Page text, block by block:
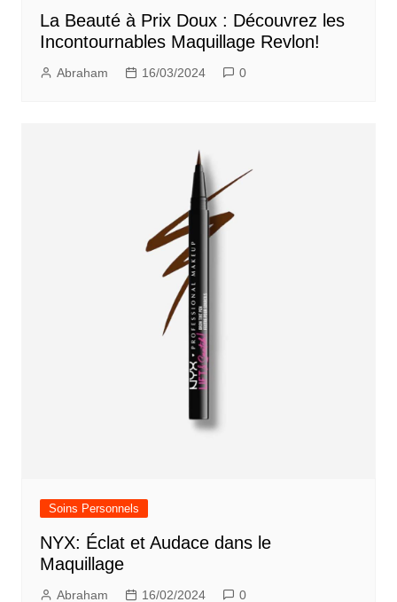
La Beauté à Prix Doux : Découvrez les
Incontournables Maquillage Revlon!
Abraham 16/03/2024 0
Soins Personnels
NYX: Éclat et Audace dans le
Maquillage
Abraham 16/02/2024 0